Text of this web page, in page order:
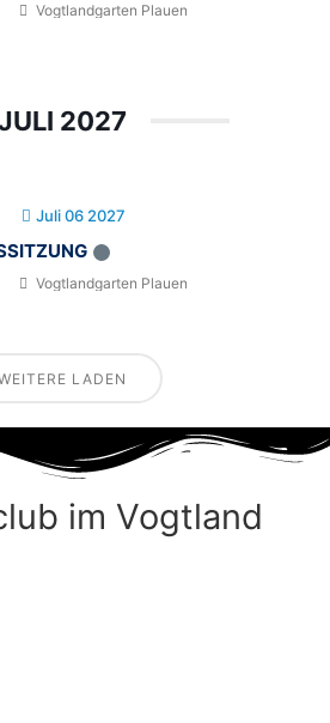
Vogtlandgarten Plauen
2027
Juli 06 2027
Vogtlandgarten Plauen
LADEN
im Vogtland